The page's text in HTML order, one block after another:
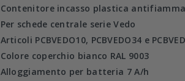
Contenitore incasso plastica
Per schede centrale serie Vedo
Articoli PCBVEDO10, PCBVEDO34 e
Colore coperchio bianco RAL 9003
Alloggiamento per batteria 7 A/h